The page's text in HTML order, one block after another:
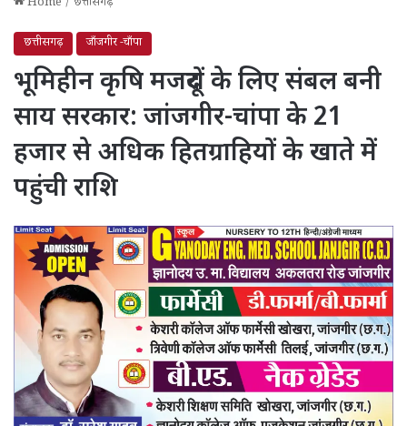
छत्तीसगढ़ जाँजगीर -चाँपा
भूमिहीन कृषि मजदूरों के लिए संबल बनी
साय सरकार: जांजगीर-चांपा के 21
हजार से अधिक हितग्राहियों के खाते में
पहुंची राशि